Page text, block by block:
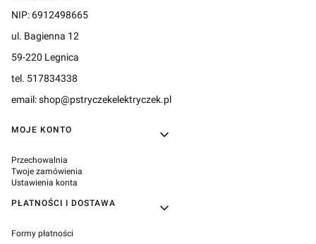
NIP: 6912498665
ul. Bagienna 12
59-220 Legnica
tel. 517834338
email: shop@pstryczekelektryczek.pl
Linki w stopce
MOJE KONTO
Przechowalnia
Twoje zamówienia
Ustawienia konta
PŁATNOŚCI I DOSTAWA
Formy płatności